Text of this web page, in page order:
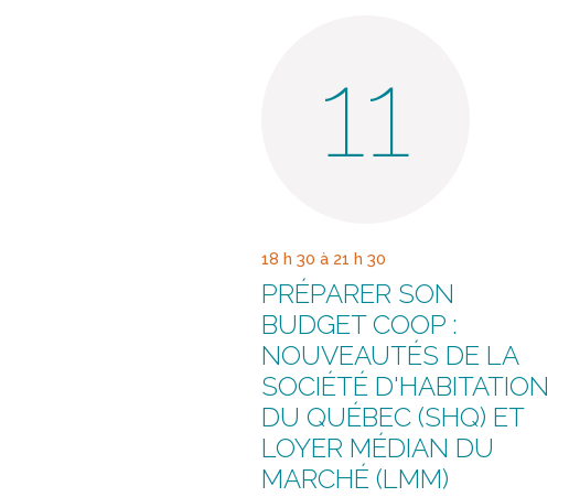
11
18 h 30 à 21 h 30
PRÉPARER SON
BUDGET COOP :
NOUVEAUTÉS DE LA
SOCIÉTÉ D'HABITATION
DU QUÉBEC (SHQ) ET
LOYER MÉDIAN DU
MARCHÉ (LMM)